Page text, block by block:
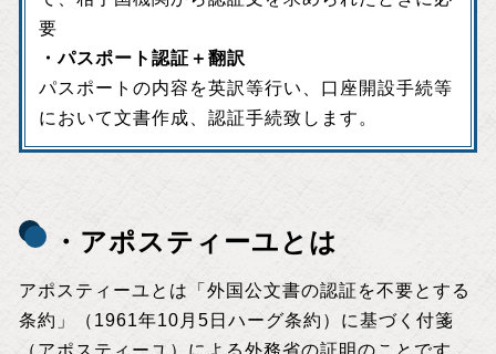
要
・パスポート認証＋翻訳
パスポートの内容を英訳等行い、口座開設手続等
において文書作成、認証手続致します。
・アポスティーユとは
アポスティーユとは「外国公文書の認証を不要とする
条約」（1961年10月5日ハーグ条約）に基づく付箋
（アポスティーユ）による外務省の証明のことです。